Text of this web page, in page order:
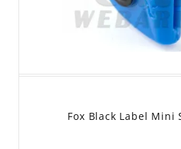
Fox Black Label Mini